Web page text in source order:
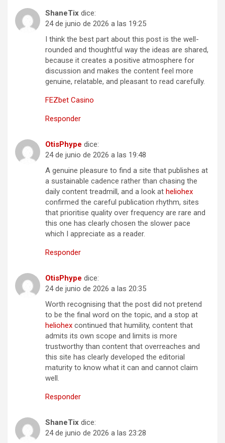
ShaneTix dice:
24 de junio de 2026 a las 19:25
I think the best part about this post is the well-
rounded and thoughtful way the ideas are shared,
because it creates a positive atmosphere for
discussion and makes the content feel more
genuine, relatable, and pleasant to read carefully.
FEZbet Casino
Responder
OtisPhype dice:
24 de junio de 2026 a las 19:48
A genuine pleasure to find a site that publishes at
a sustainable cadence rather than chasing the
daily content treadmill, and a look at heliohex
confirmed the careful publication rhythm, sites
that prioritise quality over frequency are rare and
this one has clearly chosen the slower pace
which I appreciate as a reader.
Responder
OtisPhype dice:
24 de junio de 2026 a las 20:35
Worth recognising that the post did not pretend
to be the final word on the topic, and a stop at
heliohex continued that humility, content that
admits its own scope and limits is more
trustworthy than content that overreaches and
this site has clearly developed the editorial
maturity to know what it can and cannot claim
well.
Responder
ShaneTix dice:
24 de junio de 2026 a las 23:28